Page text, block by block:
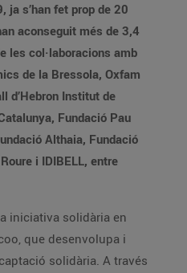
ja s’han fet prop de 20
aconseguit més de 3,4
les col·laboracions amb
de la Bressola, Oxfam
d’Hebron Institut de
Fundació Pau
Althaia, Fundació
i IDIBELL, entre
iniciativa solidària en
que desenvolupa i
solidària. A través